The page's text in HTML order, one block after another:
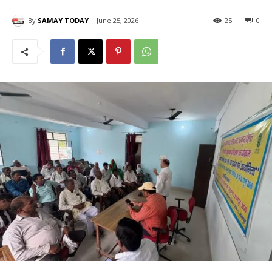
By SAMAY TODAY June 25, 2026 0
25